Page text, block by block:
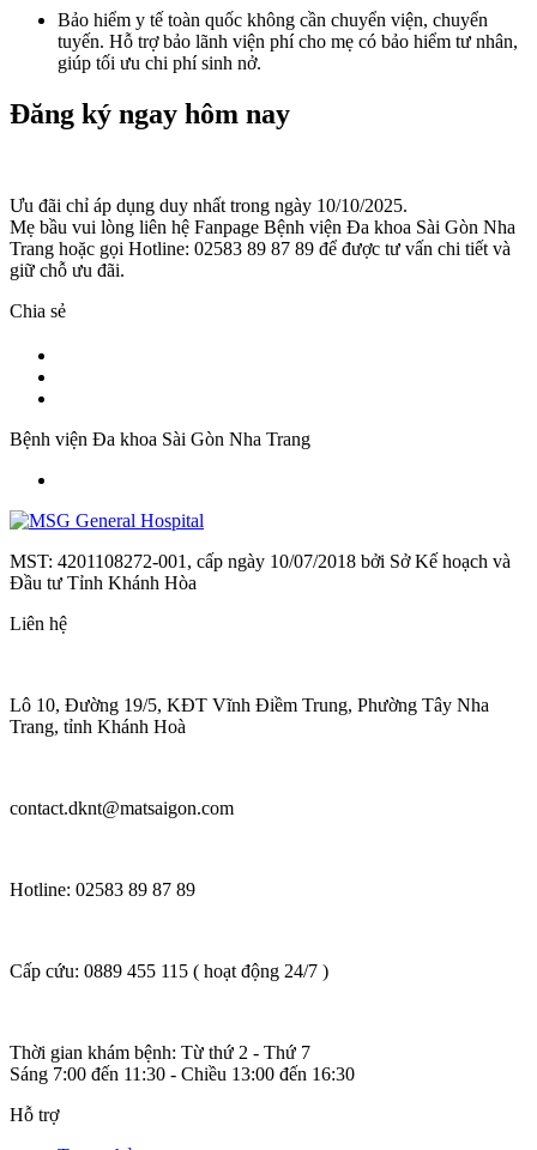
Bảo hiểm y tế toàn quốc không cần chuyển viện, chuyển
tuyến. Hỗ trợ bảo lãnh viện phí cho mẹ có bảo hiểm tư nhân,
giúp tối ưu chi phí sinh nở.
Đăng ký ngay hôm nay
Ưu đãi chỉ áp dụng duy nhất trong ngày 10/10/2025.
Mẹ bầu vui lòng liên hệ Fanpage Bệnh viện Đa khoa Sài Gòn Nha
Trang hoặc gọi Hotline: 02583 89 87 89 để được tư vấn chi tiết và
giữ chỗ ưu đãi.
Chia sẻ
Bệnh viện Đa khoa Sài Gòn Nha Trang
MST: 4201108272-001, cấp ngày 10/07/2018 bởi Sở Kế hoạch và
Đầu tư Tỉnh Khánh Hòa
Liên hệ
Lô 10, Đường 19/5, KĐT Vĩnh Điềm Trung, Phường Tây Nha
Trang, tỉnh Khánh Hoà
contact.dknt@matsaigon.com
Hotline: 02583 89 87 89
Cấp cứu: 0889 455 115 ( hoạt động 24/7 )
Thời gian khám bệnh: Từ thứ 2 - Thứ 7
Sáng 7:00 đến 11:30 - Chiều 13:00 đến 16:30
Hỗ trợ